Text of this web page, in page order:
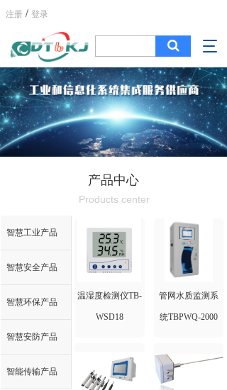
注册 / 登录
T
g
g
l
e
n
a
v
产品中心
Products center
智慧工业产品
智慧安全产品
智慧环保产品
智慧安防产品
智能传输产品
温湿度检测仪TB-
WSD18
管网水质监测系
统TBPWQ-2000